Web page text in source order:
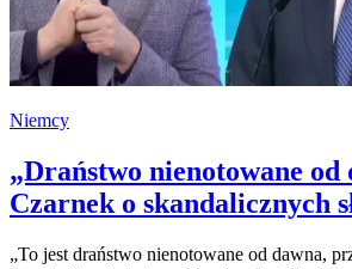
Niemcy
„Draństwo nienotowane od
Czarnek o skandalicznych
„To jest draństwo nienotowane od dawna,